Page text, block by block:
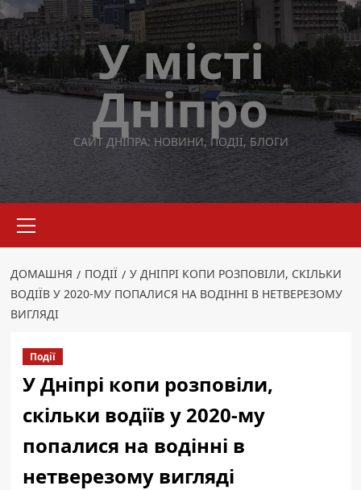
Перейти
до
вмісту
У місті
Дніпро
САЙТ ДНІПРА: НОВИНИ, ПОДІЇ, БЛОГИ
меню
ДОМАШНЯ ПОДІЇ
У ДНІПРІ КОПИ РОЗПОВІЛИ, СКІЛЬКИ
ВОДІЇВ У 2020-МУ ПОПАЛИСЯ НА ВОДІННІ В НЕТВЕРЕЗОМУ
ВИГЛЯДІ
Події
У Дніпрі копи розповіли,
скільки водіїв у 2020-му
попалися на водінні в
нетверезому вигляді